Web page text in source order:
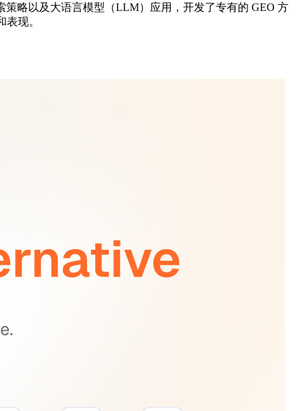
略以及大语言模型（LLM）应用，开发了专有的 GEO 方
现。